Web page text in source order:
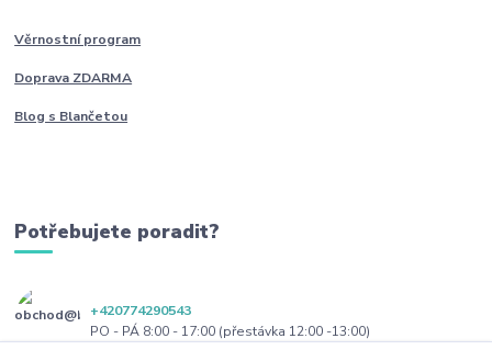
Věrnostní program
Doprava ZDARMA
Blog s Blančetou
Potřebujete poradit?
+420774290543
PO - PÁ 8:00 - 17:00 (přestávka 12:00 -13:00)